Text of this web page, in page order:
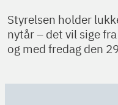
Styrelsen holder
nytår – det vil sige
og med fredag den